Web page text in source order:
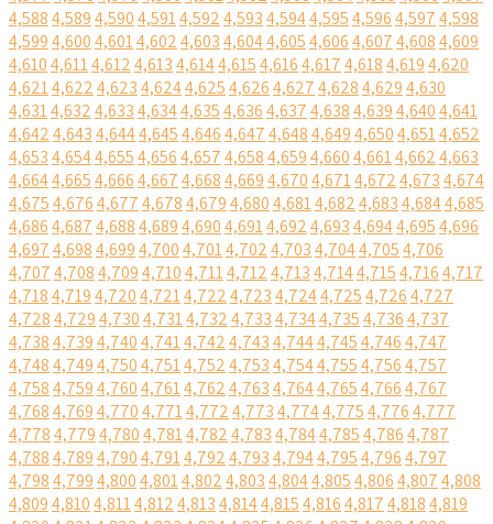
4,5884,5894,5904,5914,5924,5934,5944,5954,5964,5974,598
4,5994,6004,6014,6024,6034,6044,6054,6064,6074,6084,609
4,6104,6114,6124,6134,6144,6154,6164,6174,6184,6194,620
4,6214,6224,6234,6244,6254,6264,6274,6284,6294,630
4,6314,6324,6334,6344,6354,6364,6374,6384,6394,6404,641
4,6424,6434,6444,6454,6464,6474,6484,6494,6504,6514,652
4,6534,6544,6554,6564,6574,6584,6594,6604,6614,6624,663
4,6644,6654,6664,6674,6684,6694,6704,6714,6724,6734,674
4,6754,6764,6774,6784,6794,6804,6814,6824,6834,6844,685
4,6864,6874,6884,6894,6904,6914,6924,6934,6944,6954,696
4,6974,6984,6994,7004,7014,7024,7034,7044,7054,706
4,7074,7084,7094,7104,7114,7124,7134,7144,7154,7164,717
4,7184,7194,7204,7214,7224,7234,7244,7254,7264,727
4,7284,7294,7304,7314,7324,7334,7344,7354,7364,737
4,7384,7394,7404,7414,7424,7434,7444,7454,7464,747
4,7484,7494,7504,7514,7524,7534,7544,7554,7564,757
4,7584,7594,7604,7614,7624,7634,7644,7654,7664,767
4,7684,7694,7704,7714,7724,7734,7744,7754,7764,777
4,7784,7794,7804,7814,7824,7834,7844,7854,7864,787
4,7884,7894,7904,7914,7924,7934,7944,7954,7964,797
4,7984,7994,8004,8014,8024,8034,8044,8054,8064,8074,808
4,8094,8104,8114,8124,8134,8144,8154,8164,8174,8184,819